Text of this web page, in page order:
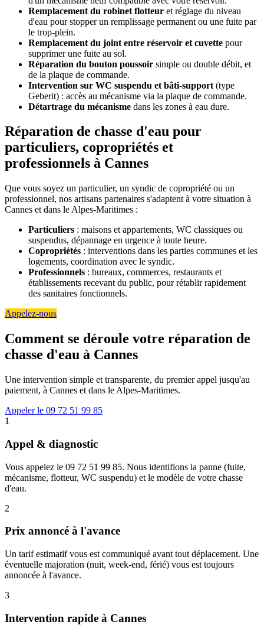
Remplacement du robinet flotteur et réglage du niveau
d'eau pour stopper un remplissage permanent ou une fuite par
le trop-plein.
Remplacement du joint entre réservoir et cuvette pour
supprimer une fuite au sol.
Réparation du bouton poussoir simple ou double débit, et
de la plaque de commande.
Intervention sur WC suspendu et bâti-support (type
Geberit) : accès au mécanisme via la plaque de commande.
Détartrage du mécanisme dans les zones à eau dure.
Réparation de chasse d'eau pour
particuliers, copropriétés et
professionnels à Cannes
Que vous soyez un particulier, un syndic de copropriété ou un
professionnel, nos artisans partenaires s'adaptent à votre situation à
Cannes et dans le Alpes-Maritimes :
Particuliers : maisons et appartements, WC classiques ou
suspendus, dépannage en urgence à toute heure.
Copropriétés : interventions dans les parties communes et les
logements, coordination avec le syndic.
Professionnels : bureaux, commerces, restaurants et
établissements recevant du public, pour rétablir rapidement
des sanitaires fonctionnels.
Appelez-nous
Comment se déroule votre réparation de
chasse d'eau à Cannes
Une intervention simple et transparente, du premier appel jusqu'au
paiement, à Cannes et dans le Alpes-Maritimes.
Appeler le 09 72 51 99 85
1
Appel & diagnostic
Vous appelez le 09 72 51 99 85. Nous identifions la panne (fuite,
mécanisme, flotteur, WC suspendu) et le modèle de votre chasse
d'eau.
2
Prix annoncé à l'avance
Un tarif estimatif vous est communiqué avant tout déplacement. Une
éventuelle majoration (nuit, week-end, férié) vous est toujours
annoncée à l'avance.
3
Intervention rapide à Cannes